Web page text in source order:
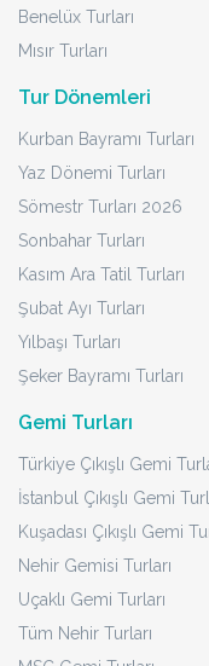
Benelüx Turları
Mısır Turları
Tur Dönemleri
Kurban Bayramı Turları
Yaz Dönemi Turları
Sömestr Turları 2026
Sonbahar Turları
Kasım Ara Tatil Turları
Şubat Ayı Turları
Yılbaşı Turları
Şeker Bayramı Turları
Gemi Turları
Türkiye Çıkışlı Gemi
İstanbul Çıkışlı Gemi
Kuşadası Çıkışlı Gemi
Nehir Gemisi Turları
Uçaklı Gemi Turları
Tüm Nehir Turları